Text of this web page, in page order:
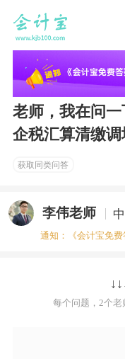
老师，我在问
企税汇算清缴
获取同类问答
李伟老师
通知：《会计宝免
每个问题，2个